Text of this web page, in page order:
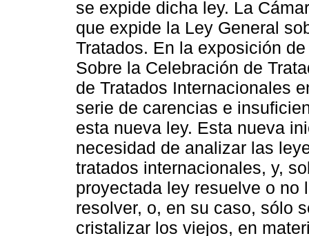
se expide dicha ley. La
que expide la Ley General
Tratados. En la exposición
Sobre la Celebración de
de Tratados Internacionales
serie de carencias e
esta nueva ley. Esta nueva
necesidad de analizar las
tratados internacionales, y,
proyectada ley resuelve o no
resolver, o, en su caso, sólo
cristalizar los viejos, en